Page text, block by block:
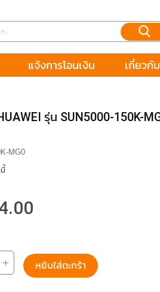
แจ้งการโอนเงิน เกี่ยวกับ
รุ่น SUN5000-150K-
MG0
หยิบใส่ตะกร้า